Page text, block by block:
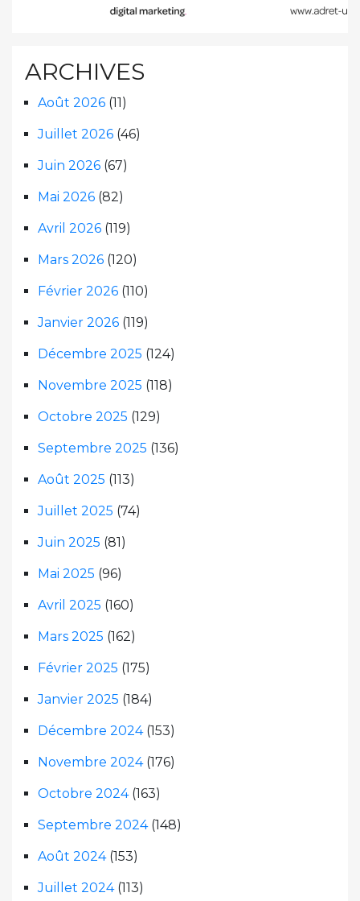
ARCHIVES
Août 2026 (11)
Juillet 2026 (46)
Juin 2026 (67)
Mai 2026 (82)
Avril 2026 (119)
Mars 2026 (120)
Février 2026 (110)
Janvier 2026 (119)
Décembre 2025 (124)
Novembre 2025 (118)
Octobre 2025 (129)
Septembre 2025 (136)
Août 2025 (113)
Juillet 2025 (74)
Juin 2025 (81)
Mai 2025 (96)
Avril 2025 (160)
Mars 2025 (162)
Février 2025 (175)
Janvier 2025 (184)
Décembre 2024(153)
Novembre 2024(176)
Octobre 2024(163)
Septembre 2024(148)
Août 2024(153)
Juillet 2024(113)